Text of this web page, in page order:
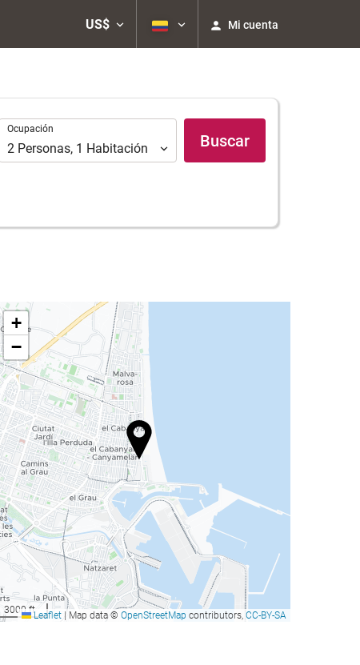
US$ Mi cuenta
Ocupación
Ocupación
2 Personas, 1 Habitación Buscar
+
−
3000 ftLeaflet Map data © OpenStreetMap contributors, CC-BY-SA